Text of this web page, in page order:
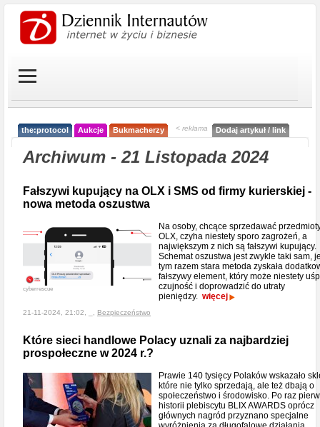
the:protocol Aukcje Bukmacherzy < reklama Dodaj artykuł / link
Archiwum - 21 Listopada 2024
Fałszywi kupujący na OLX i SMS od firmy kurierskiej -
nowa metoda oszustwa
cyberrescue
Na osoby, chcące sprzedawać
OLX, czyha niestety sporo zagrożeń, a
największym z nich są fałszywi kupujący.
Schemat oszustwa jest zwykle taki sam,
tym razem stara metoda zyskała
fałszywy element, który może niestety
czujność i doprowadzić do utraty
pieniędzy. więcej
21-11-2024, 21:02, _, Bezpieczeństwo
Które sieci handlowe Polacy uznali za najbardziej
prospołeczne w 2024 r.?
Prawie 140 tysięcy Polaków wskazało
które nie tylko sprzedają, ale też dbają o
społeczeństwo i środowisko. Po raz
historii plebiscytu BLIX AWARDS oprócz
głównych nagród przyznano specjalne